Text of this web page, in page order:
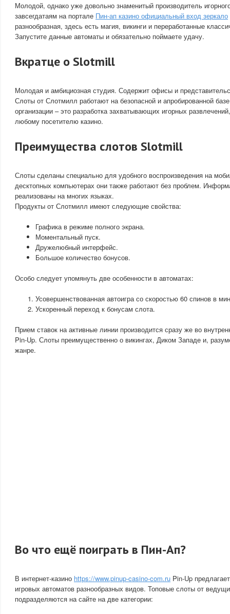
Молодой, однако уже довольно знаменитый производитель
завсегдатаям на портале Пин-ап казино официальный вход зеркало
разнообразная, здесь есть магия, викинги и переработанные
Запустите данные автоматы и обязательно поймаете удачу.
Вкратце о Slotmill
Молодая и амбициозная студия. Содержит офисы и
Слоты от Слотмилл работают на безопасной и апробированной
организации – это разработка захватывающих игорных
любому посетителю казино.
Преимущества слотов Slotmill
Слоты сделаны специально для удобного воспроизведения на
десктопных компьютерах они также работают без проблем.
реализованы на многих языках.
Продукты от Слотмилл имеют следующие свойства:
Графика в режиме полного экрана.
Моментальный пуск.
Дружелюбный интерфейс.
Большое количество бонусов.
Особо следует упомянуть две особенности в автоматах:
Усовершенствованная автоигра со скоростью 60 спинов в
Ускоренный переход к бонусам слота.
Прием ставок на активные линии производится сразу же во
Pin-Up. Слоты преимущественно о викингах, Диком Западе и,
жанре.
Во что ещё поиграть в Пин-Ап?
В интернет-казино https://www.pinup-casino-com.ru Pin-Up
игровых автоматов разнообразных видов. Топовые слоты от
подразделяются на сайте на две категории: